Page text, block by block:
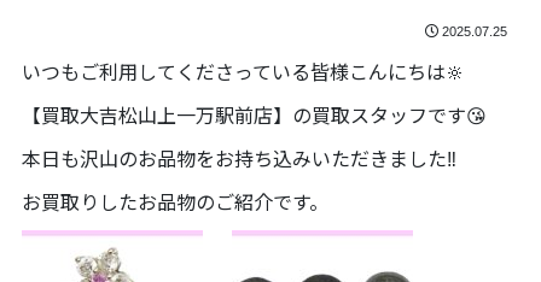
2025.07.25
いつもご利用してくださっている皆様こんにちは🔆
【買取大吉松山上一万駅前店】の買取スタッフです😘
本日も沢山のお品物をお持ち込みいただきました‼️
お買取りしたお品物のご紹介です。